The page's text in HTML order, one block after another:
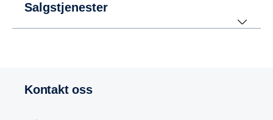
Salgstjenester
Kontakt oss